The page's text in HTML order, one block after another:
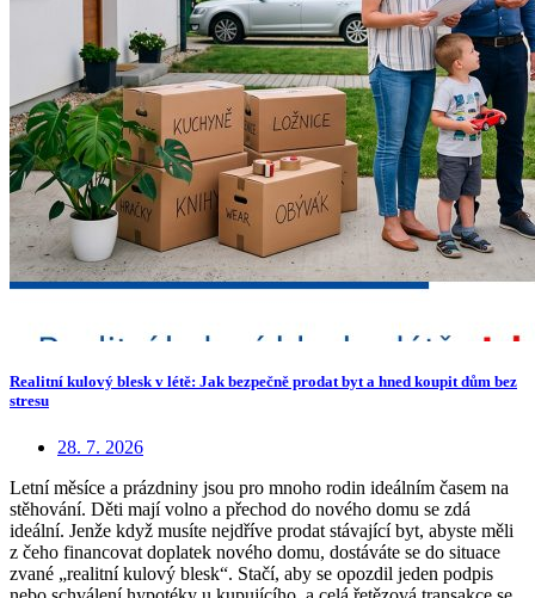
Realitní kulový blesk v létě: Jak bezpečně prodat byt a hned koupit dům bez
stresu
28. 7. 2026
Letní měsíce a prázdniny jsou pro mnoho rodin ideálním časem na
stěhování. Děti mají volno a přechod do nového domu se zdá
ideální. Jenže když musíte nejdříve prodat stávající byt, abyste měli
z čeho financovat doplatek nového domu, dostáváte se do situace
zvané „realitní kulový blesk“. Stačí, aby se opozdil jeden podpis